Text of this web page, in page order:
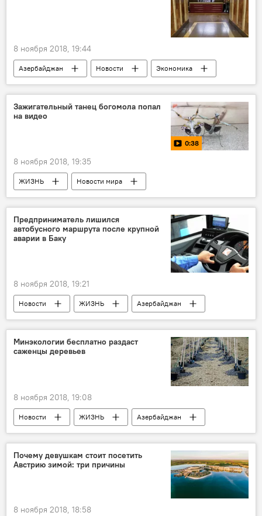
8 ноября 2018, 19:44
Азербайджан Новости
Экономика
метро
Станции метро
Сдача в эксплуатацию
Зажигательный танец богомола попал
на видео
0:38
8 ноября 2018, 19:35
ЖИЗНЬ
Новости мира
МУЛЬТИМЕДИА
Видео
Предприниматель лишился
автобусного маршрута после крупной
аварии в Баку
8 ноября 2018, 19:21
Новости ЖИЗНЬ
Азербайджан
предприниматель
автобусный маршрут
Минэкологии бесплатно раздаст
саженцы деревьев
8 ноября 2018, 19:08
Новости ЖИЗНЬ Азербайджан
Почему девушкам стоит посетить
Австрию зимой: три причины
8 ноября 2018, 18:58